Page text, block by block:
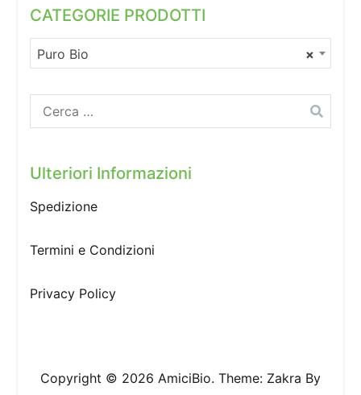
CATEGORIE PRODOTTI
×
Puro Bio
Ricerca
per:
Ulteriori Informazioni
Spedizione
Termini e Condizioni
Privacy Policy
Copyright © 2026 AmiciBio. Theme: Zakra By